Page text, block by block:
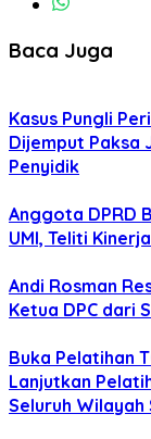
Baca Juga
Kasus Pungli
Dijemput Paksa
Penyidik
Anggota DPRD
UMI, Teliti
Andi Rosman
Ketua DPC dari
Buka Pelatihan
Lanjutkan
Seluruh Wilayah